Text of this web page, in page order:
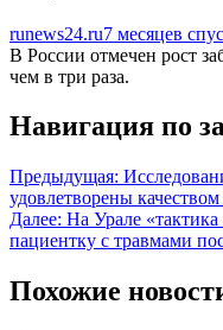
runews24.ru7 месяцев
В России отмечен рост
чем в три раза.
Навигация по
Предыдущая:
удовлетворены
Далее: На Урале
пациентку с травмами
Похожие